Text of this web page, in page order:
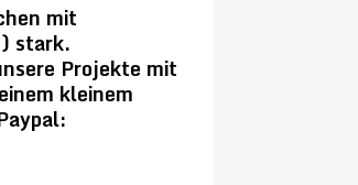
mit
stark.
Projekte mit
kleinem